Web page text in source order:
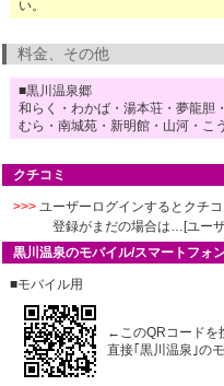
い。
料金、その他
■黒川温泉郷
和らく・わかば・湯本荘・夢龍胆
むら・南城苑・新明館・山河・こ
クチコミ
>>> ユーザーログインするとクチ
登録がまだの場合は…[ユー
黒川温泉のモバイル/スマートフォ
■モバイル用
←このQRコードを
直接｢黒川温泉｣の